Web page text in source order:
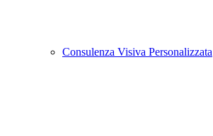
Consulenza Visiva Personalizzata